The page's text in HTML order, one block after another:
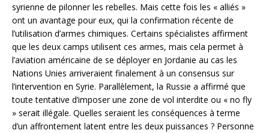
syrienne de pilonner les rebelles. Mais cette fois les « alliés »
ont un avantage pour eux, qui la confirmation récente de
l’utilisation d’armes chimiques. Certains spécialistes affirment
que les deux camps utilisent ces armes, mais cela permet à
l’aviation américaine de se déployer en Jordanie au cas les
Nations Unies arriveraient finalement à un consensus sur
l’intervention en Syrie. Parallèlement, la Russie a affirmé que
toute tentative d’imposer une zone de vol interdite ou « no fly
» serait illégale. Quelles seraient les conséquences à terme
d’un affrontement latent entre les deux puissances ? Personne